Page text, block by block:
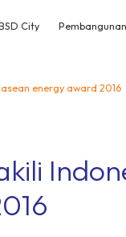
City Pembangunan
energy award 2016